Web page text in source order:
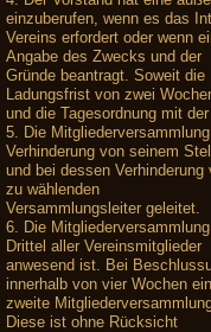
einzuberufen, wenn es das
Vereins erfordert oder wenn
Angabe des Zwecks und der
Gründe beantragt. Soweit
Ladungsfrist von zwei
und die Tagesordnung mit
5. Die
Verhinderung von seinem
und bei dessen
zu wählenden
Versammlungsleiter geleitet.
6. Die
Drittel aller Vereinsmitglieder
anwesend ist. Bei
innerhalb von vier Wochen
zweite
Diese ist ohne Rücksicht